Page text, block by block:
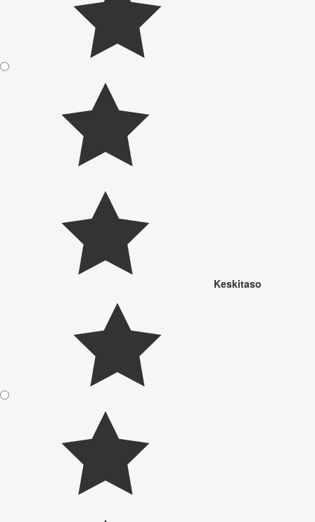
Keskitaso